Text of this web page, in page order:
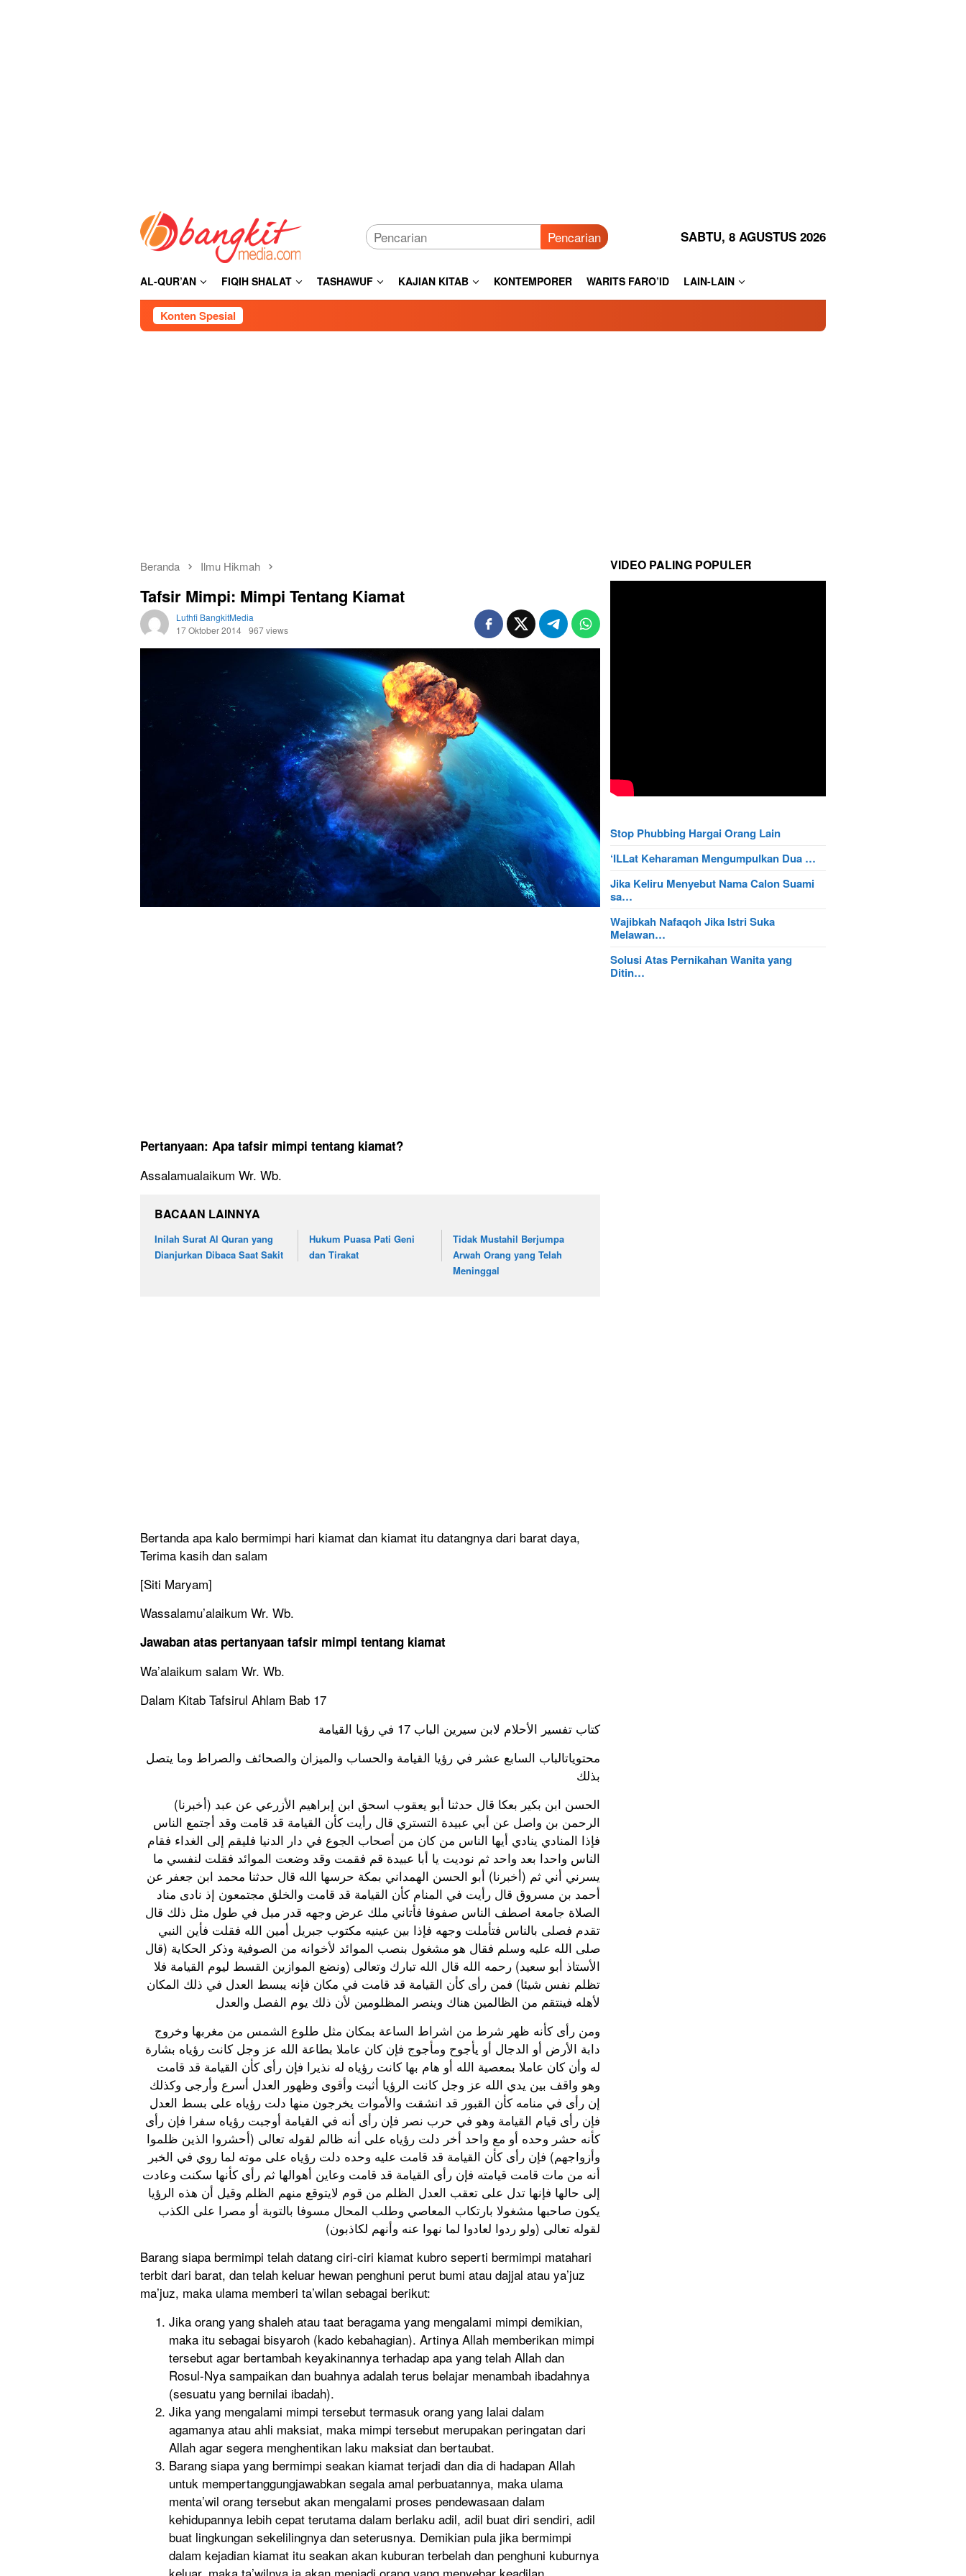
Pencarian SABTU, 8 AGUSTUS 2026
AL-QUR’AN FIQIH SHALAT TASHAWUF KAJIAN KITAB KONTEMPORER WARITS FARO’ID LAIN-LAIN
Konten Spesial
Beranda Ilmu Hikmah
Tafsir Mimpi: Mimpi Tentang Kiamat
Luthfi BangkitMedia
17 Oktober 2014 967 views
Pertanyaan: Apa tafsir mimpi tentang kiamat?
Assalamualaikum Wr. Wb.
BACAAN LAINNYA
Inilah Surat Al Quran yang
Dianjurkan Dibaca Saat Sakit
Hukum Puasa Pati Geni
dan Tirakat
Tidak Mustahil Berjumpa
Arwah Orang yang Telah
Meninggal
Bertanda apa kalo bermimpi hari kiamat dan kiamat itu datangnya dari barat daya,
Terima kasih dan salam
[Siti Maryam]
Wassalamu’alaikum Wr. Wb.
Jawaban atas pertanyaan tafsir mimpi tentang kiamat
Wa’alaikum salam Wr. Wb.
Dalam Kitab Tafsirul Ahlam Bab 17
كتاب تفسير الأحلام لابن سيرين الباب 17 في رؤيا القيامة
محتوياتالباب السابع عشر في رؤيا القيامة والحساب والميزان والصحائف والصراط وما يتصل
بذلك
(أخبرنا) الحسن ابن بكير بعكا قال حدثنا أبو يعقوب اسحق ابن إبراهيم الأزرعي عن عبد
الرحمن بن واصل عن أبي عبيدة التستري قال رأيت كأن القيامة قد قامت وقد أجتمع الناس
فإذا المنادي ينادي أيها الناس من كان من أصحاب الجوع في دار الدنيا فليقم إلى الغداء فقام
الناس واحدا بعد واحد ثم نوديت يا أبا عبيدة قم فقمت وقد وضعت الموائد فقلت لنفسي ما
يسرني أني ثم (أخبرنا) أبو الحسن الهمداني بمكة حرسها الله قال حدثنا محمد ابن جعفر عن
أحمد بن مسروق قال رأيت في المنام كأن القيامة قد قامت والخلق مجتمعون إذ نادى مناد
الصلاة جامعة اصطف الناس صفوفا فأتاني ملك عرض وجهه قدر ميل في طول مثل ذلك قال
تقدم فصلى بالناس فتأملت وجهه فإذا بين عينيه مكتوب جبريل أمين الله فقلت فأين النبي
صلى الله عليه وسلم فقال هو مشغول بنصب الموائد لأخوانه من الصوفية وذكر الحكاية (قال
الأستاذ أبو سعيد) رحمه الله قال الله تبارك وتعالى (ونضع الموازين القسط ليوم القيامة فلا
تظلم نفس شيئا) فمن رأى كأن القيامة قد قامت في مكان فإنه يبسط العدل في ذلك المكان
لأهله فينتقم من الظالمين هناك وينصر المظلومين لأن ذلك يوم الفصل والعدل
ومن رأى كأنه ظهر شرط من اشراط الساعة بمكان مثل طلوع الشمس من مغربها وخروج
دابة الأرض أو الدجال أو يأجوح ومأجوج فإن كان عاملا بطاعة الله عز وجل كانت رؤياه بشارة
له وأن كان عاملا بمعصية الله أو هام بها كانت رؤياه له نذيرا فإن رأى كأن القيامة قد قامت
وهو واقف بين يدي الله عز وجل كانت الرؤيا أثبت وأقوى وظهور العدل أسرع وأرجى وكذلك
إن رأى في منامه كأن القبور قد انشقت والأموات يخرجون منها دلت رؤياه على بسط العدل
فإن رأى قيام القيامة وهو في حرب نصر فإن رأى أنه في القيامة أوجبت رؤياه سفرا فإن رأى
كأنه حشر وحده أو مع واحد أخر دلت رؤياه على أنه ظالم لقوله تعالى (أحشروا الذين ظلموا
وأزواجهم) فإن رأى كأن القيامة قد قامت عليه وحده دلت رؤياه على موته لما روي في الخبر
أنه من مات قامت قيامته فإن رأى القيامة قد قامت وعاين أهوالها ثم رأى كأنها سكنت وعادت
إلى حالها فإنها تدل على تعقب العدل الظلم من قوم لايتوقع منهم الظلم وقيل أن هذه الرؤيا
يكون صاحبها مشغولا بارتكاب المعاصي وطلب المحال مسوفا بالتوبة أو مصرا على الكذب
لقوله تعالى (ولو ردوا لعادوا لما نهوا عنه وأنهم لكاذبون)
Barang siapa bermimpi telah datang ciri-ciri kiamat kubro seperti bermimpi matahari
terbit dari barat, dan telah keluar hewan penghuni perut bumi atau dajjal atau ya’juz
ma’juz, maka ulama memberi ta’wilan sebagai berikut:
Jika orang yang shaleh atau taat beragama yang mengalami mimpi demikian,
maka itu sebagai bisyaroh (kado kebahagian). Artinya Allah memberikan mimpi
tersebut agar bertambah keyakinannya terhadap apa yang telah Allah dan
Rosul-Nya sampaikan dan buahnya adalah terus belajar menambah ibadahnya
(sesuatu yang bernilai ibadah).
Jika yang mengalami mimpi tersebut termasuk orang yang lalai dalam
agamanya atau ahli maksiat, maka mimpi tersebut merupakan peringatan dari
Allah agar segera menghentikan laku maksiat dan bertaubat.
Barang siapa yang bermimpi seakan kiamat terjadi dan dia di hadapan Allah
untuk mempertanggungjawabkan segala amal perbuatannya, maka ulama
menta’wil orang tersebut akan mengalami proses pendewasaan dalam
kehidupannya lebih cepat terutama dalam berlaku adil, adil buat diri sendiri, adil
buat lingkungan sekelilingnya dan seterusnya. Demikian pula jika bermimpi
dalam kejadian kiamat itu seakan akan kuburan terbelah dan penghuni kuburnya
VIDEO PALING POPULER
Stop Phubbing Hargai Orang Lain
‘ILLat Keharaman Mengumpulkan Dua …
Jika Keliru Menyebut Nama Calon Suami
sa…
Wajibkah Nafaqoh Jika Istri Suka
Melawan…
Solusi Atas Pernikahan Wanita yang
Ditin…